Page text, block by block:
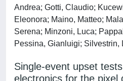
Andrea; Gotti, Claudio;
Eleonora; Maino, Matteo;
Serena; Minzoni, Luca;
Pessina, Gianluigi; Silvestrin,
Single-event upset
electronics for the pixel